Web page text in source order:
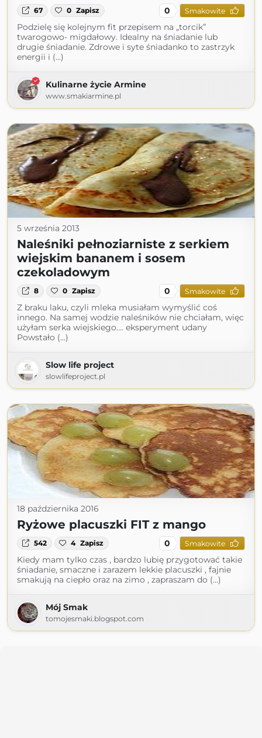
67 0 Zapisz 0 Smakowite
Podzielę się kolejnym fit przepisem na „torcik”
twarogowo- migdałowy. Idealny na śniadanie lub
drugie śniadanie. Zdrowe i syte śniadanko to zastrzyk
energii i (...)
Kulinarne życie Armine
www.smakiarmine.pl
5 września 2013
Naleśniki pełnoziarniste z serkiem
wiejskim bananem i sosem
czekoladowym
8 0 Zapisz 0 Smakowite
Z braku laku, czyli mleka musiałam wymyślić coś
innego. Na samej wodzie naleśników nie chciałam, więc
użyłam serka wiejskiego…. eksperyment udany
Powstało (...)
Slow life project
slowlifeproject.pl
18 października 2016
Ryżowe placuszki FIT z mango
542 4 Zapisz 0 Smakowite
Kiedy mam tylko czas , bardzo lubię przygotować takie
śniadanie, smaczne i zarazem lekkie placuszki , fajnie
smakują na ciepło oraz na zimo , zapraszam do (...)
Mój Smak
tomojesmaki.blogspot.com